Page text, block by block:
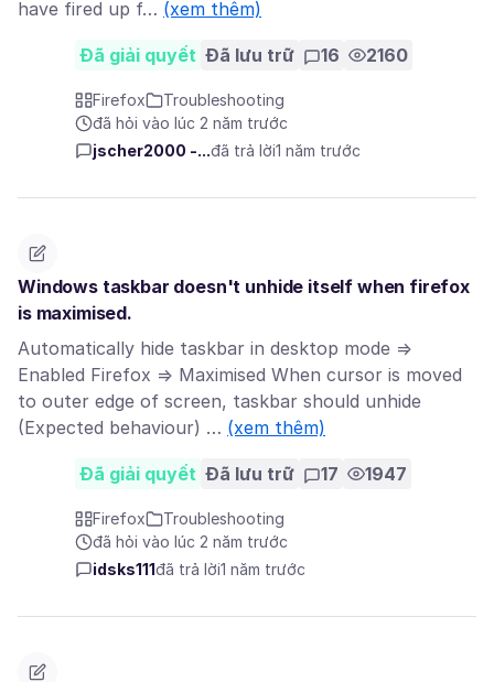
have fired up f… (xem thêm)
Đã giải quyết Đã lưu trữ 16 2160
Firefox
Troubleshooting
đã hỏi vào lúc 2 năm trước
jscher2000 -...đã trả lời1 năm trước
Windows taskbar doesn't unhide itself when firefox
is maximised.
Automatically hide taskbar in desktop mode =>
Enabled Firefox => Maximised When cursor is moved
to outer edge of screen, taskbar should unhide
(Expected behaviour) … (xem thêm)
Đã giải quyết Đã lưu trữ 17 1947
Firefox
Troubleshooting
đã hỏi vào lúc 2 năm trước
idsks111đã trả lời1 năm trước